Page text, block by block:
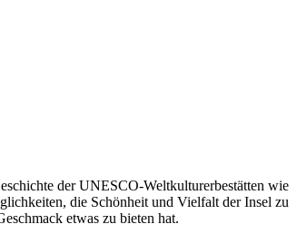
der UNESCO-Weltkulturerbestätten wie
die Schönheit und Vielfalt der Insel zu
etwas zu bieten hat.